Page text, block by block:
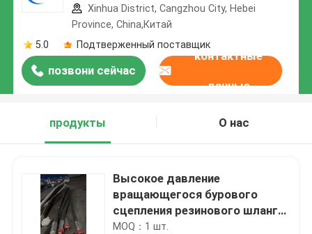
Xinhua District, Cangzhou City, Hebei
Province, China,Китай
5.0
Подтверженный поставщик
позвони сейчас
контактные
данные
продукты О нас
Высокое давление
вращающегося бурового
сцепления резинового шланга
API 7K Монограммированный
MOQ：1 шт.